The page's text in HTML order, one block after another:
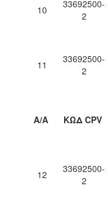
10
33692500-
2
11
33692500-
2
Α/Α ΚΩΔ CPV
12
33692500-
2